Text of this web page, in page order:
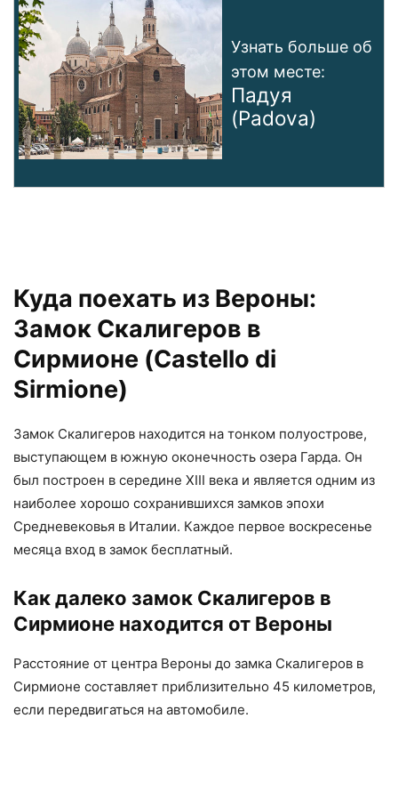
Узнать больше об
этом месте:
Падуя
(Padova)
Куда поехать из Вероны:
Замок Скалигеров в
Сирмионе (Castello di
Sirmione)
Замок Скалигеров находится на тонком полуострове,
выступающем в южную оконечность озера Гарда. Он
был построен в середине XIII века и является одним из
наиболее хорошо сохранившихся замков эпохи
Средневековья в Италии. Каждое первое воскресенье
месяца вход в замок бесплатный.
Как далеко замок Скалигеров в
Сирмионе находится от Вероны
Расстояние от центра Вероны до замка Скалигеров в
Сирмионе составляет приблизительно 45 километров,
если передвигаться на автомобиле.